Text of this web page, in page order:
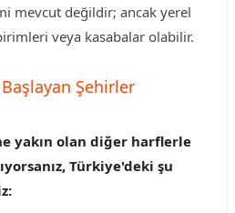
mevcut değildir; ancak yerel
veya kasabalar olabilir.
Şehirler
yakın olan diğer harflerle
Türkiye'deki şu